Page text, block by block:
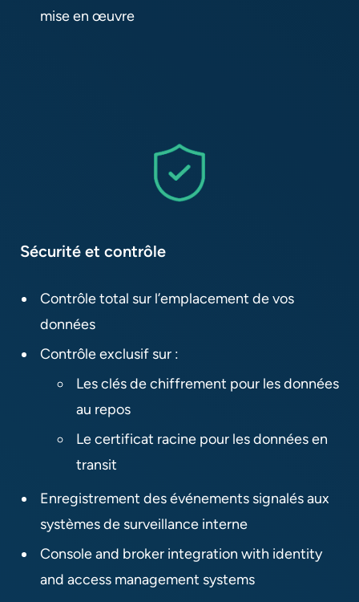
mise en œuvre​
Sécurité et contrôle​
Contrôle total sur l’emplacement de vos
données
Contrôle exclusif sur :​
Les clés de chiffrement pour les données
au repos
Le certificat racine pour les données en
transit
Enregistrement des événements signalés aux
systèmes de surveillance interne
Console and broker integration with identity
and access management systems​